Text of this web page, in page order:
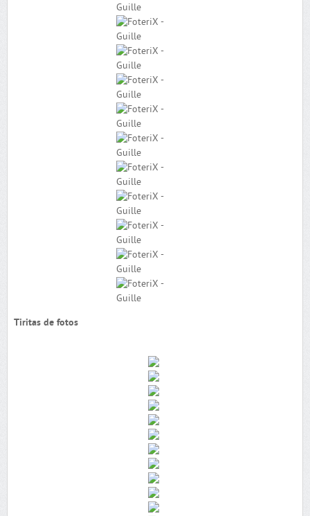
Tiritas de fotos